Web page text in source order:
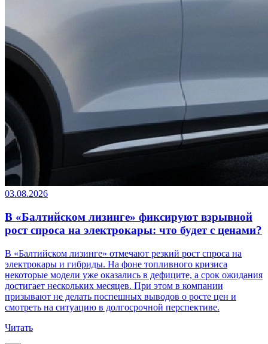
03.08.2026
В «Балтийском лизинге» фиксируют взрывной
рост спроса на электрокары: что будет с ценами?
В «Балтийском лизинге» отмечают резкий рост спроса на
электрокары и гибриды. На фоне топливного кризиса
некоторые модели уже оказались в дефиците, а срок ожидания
достигает нескольких месяцев. При этом в компании
призывают не делать поспешных выводов о росте цен и
смотреть на ситуацию в долгосрочной перспективе.
Читать